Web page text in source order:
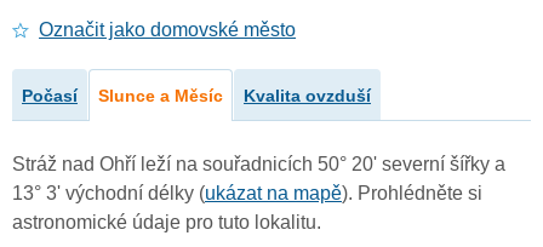
Označit jako domovské město
Počasí Slunce a Měsíc Kvalita ovzduší
Stráž nad Ohří leží na souřadnicích 50° 20' severní šířky a
13° 3' východní délky (ukázat na mapě). Prohlédněte si
astronomické údaje pro tuto lokalitu.